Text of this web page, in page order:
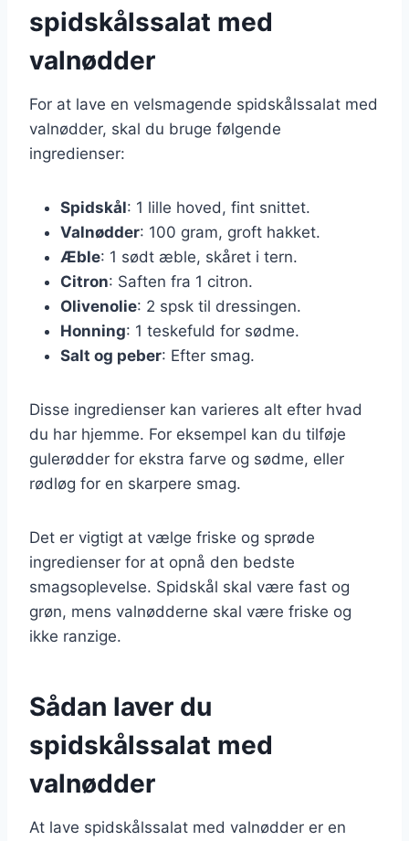
spidskålssalat med
valnødder
For at lave en velsmagende spidskålssalat med
valnødder, skal du bruge følgende
ingredienser:
Spidskål: 1 lille hoved, fint snittet.
Valnødder: 100 gram, groft hakket.
Æble: 1 sødt æble, skåret i tern.
Citron: Saften fra 1 citron.
Olivenolie: 2 spsk til dressingen.
Honning: 1 teskefuld for sødme.
Salt og peber: Efter smag.
Disse ingredienser kan varieres alt efter hvad
du har hjemme. For eksempel kan du tilføje
gulerødder for ekstra farve og sødme, eller
rødløg for en skarpere smag.
Det er vigtigt at vælge friske og sprøde
ingredienser for at opnå den bedste
smagsoplevelse. Spidskål skal være fast og
grøn, mens valnødderne skal være friske og
ikke ranzige.
Sådan laver du
spidskålssalat med
valnødder
At lave spidskålssalat med valnødder er en